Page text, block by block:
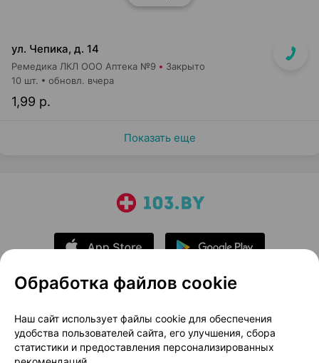
ул. Чепика, д. 14
Ремедика ЛКЛ ООО Аптека №9 Закрыто
1,99 р.
10 шт. обновл. вчера
Показать еще
О проекте
Новости проекта
Размещение рекламы
Медицинский маркетинг
Публичный договор
Доставка
Обработка файлов cookie
Наш сайт использует файлы cookie для обеспечения
удобства пользователей сайта, его улучшения, сбора
статистики и предоставления персонализированных